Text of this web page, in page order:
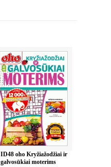
ID48 oho Kryžiažodžiai ir
galvosūkiai moterims